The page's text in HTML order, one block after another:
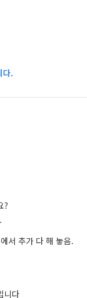
다.
?
서 추가 다 해 놓음.
니다